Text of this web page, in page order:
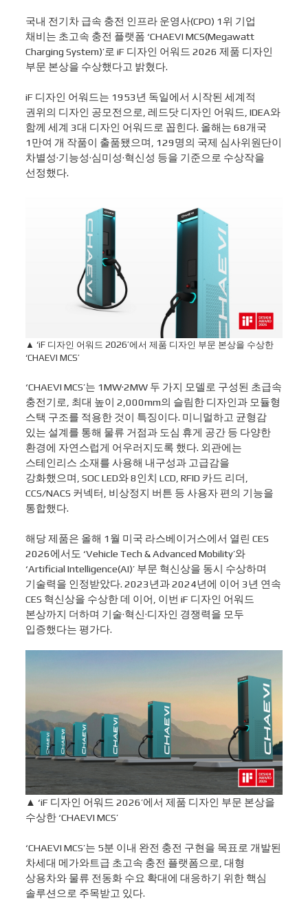
국내 전기차 급속 충전 인프라 운영사(CPO) 1위 기업
채비는 초고속 충전 플랫폼 ‘CHAEVI MCS(Megawatt
Charging System)’로 iF 디자인 어워드 2026 제품 디자인
부문 본상을 수상했다고 밝혔다.
iF 디자인 어워드는 1953년 독일에서 시작된 세계적
권위의 디자인 공모전으로, 레드닷 디자인 어워드, IDEA와
함께 세계 3대 디자인 어워드로 꼽힌다. 올해는 68개국
1만여 개 작품이 출품됐으며, 129명의 국제 심사위원단이
차별성·기능성·심미성·혁신성 등을 기준으로 수상작을
선정했다.
▲ ‘iF 디자인 어워드 2026’에서 제품 디자인 부문 본상을 수상한
‘CHAEVI MCS’
‘CHAEVI MCS’는 1MW·2MW 두 가지 모델로 구성된 초급속
충전기로, 최대 높이 2,000mm의 슬림한 디자인과 모듈형
스택 구조를 적용한 것이 특징이다. 미니멀하고 균형감
있는 설계를 통해 물류 거점과 도심 휴게 공간 등 다양한
환경에 자연스럽게 어우러지도록 했다. 외관에는
스테인리스 소재를 사용해 내구성과 고급감을
강화했으며, SOC LED와 8인치 LCD, RFID 카드 리더,
CCS/NACS 커넥터, 비상정지 버튼 등 사용자 편의 기능을
통합했다.
해당 제품은 올해 1월 미국 라스베이거스에서 열린 CES
2026에서도 ‘Vehicle Tech & Advanced Mobility’와
‘Artificial Intelligence(AI)’ 부문 혁신상을 동시 수상하며
기술력을 인정받았다. 2023년과 2024년에 이어 3년 연속
CES 혁신상을 수상한 데 이어, 이번 iF 디자인 어워드
본상까지 더하며 기술·혁신·디자인 경쟁력을 모두
입증했다는 평가다.
▲ ‘iF 디자인 어워드 2026’에서 제품 디자인 부문 본상을
수상한 ‘CHAEVI MCS’
‘CHAEVI MCS’는 5분 이내 완전 충전 구현을 목표로 개발된
차세대 메가와트급 초고속 충전 플랫폼으로, 대형
상용차와 물류 전동화 수요 확대에 대응하기 위한 핵심
솔루션으로 주목받고 있다.